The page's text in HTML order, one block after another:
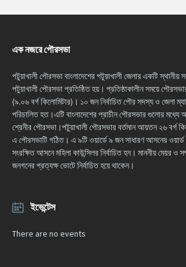
এক নজরে পৌরসভা
পটুয়াখালী পৌরসভা বাংলাদেশের পটুয়াখালী জেলার একটি
পটুয়াখালী পৌরসভা প্রতিষ্ঠিত হয়। প্রতিষ্ঠাকালীন সময়ে
(৯.০৬ বর্গ কিলোমিটার)। ১০ জন নির্বাচিত পৌর সদস্য ও জেলা
পরিচালিত হত।এটি বাংলাদেশের প্রাচীন পৌরসভার গুলোর
শ্রেনীর পৌরসভা।পটুয়াখালী পৌরসভার বর্তমান আয়তন ২৬ বর্গ
এ পৌরসভাটি গঠিত। এ ৯টি ওয়ার্ডে ৯ জন সাধারণ আসনের
সংরক্ষিত আসনে মহিলা কাউন্সিলর নির্বাচিত হন। মাননীয় মেয়র ও
জনগনের প্রত্যক্ষ ভোটে নির্বাচিত হয়ে থাকেন।
ইভেন্টেস
There are no events